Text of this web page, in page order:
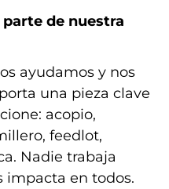
de nuestra
ayudamos y nos
una pieza clave
acopio,
feedlot,
Nadie trabaja
impacta en todos.